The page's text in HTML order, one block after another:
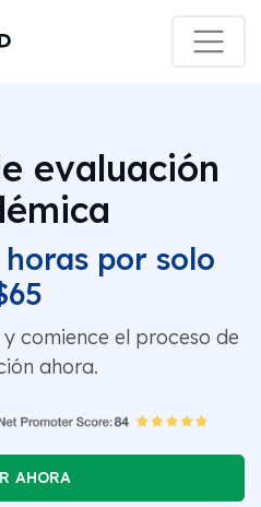
evaluación
horas por solo
comience el proceso de
ahora.
AHORA